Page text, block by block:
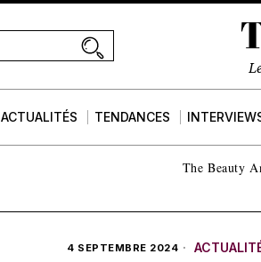
ACTUALITÉS TENDANCES
The Beauty
4 SEPTEMBRE 2024